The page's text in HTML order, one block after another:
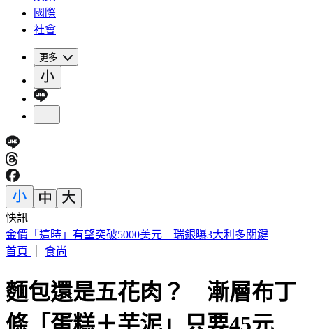
國際
社會
更多
快訊
市售洗碗海綿多數非天然 恐成塑膠微粒來源 你家還在用
嗎？
麵包還是五花肉？ 漸層布丁